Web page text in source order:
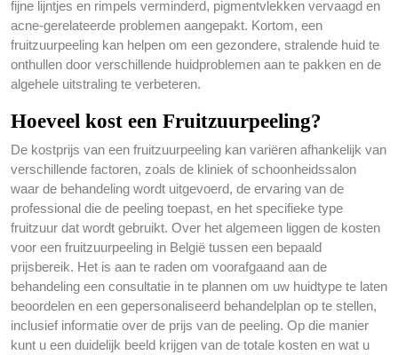
fijne lijntjes en rimpels verminderd, pigmentvlekken vervaagd en
acne-gerelateerde problemen aangepakt. Kortom, een
fruitzuurpeeling kan helpen om een gezondere, stralende huid te
onthullen door verschillende huidproblemen aan te pakken en de
algehele uitstraling te verbeteren.
Hoeveel kost een Fruitzuurpeeling?
De kostprijs van een fruitzuurpeeling kan variëren afhankelijk van
verschillende factoren, zoals de kliniek of schoonheidssalon
waar de behandeling wordt uitgevoerd, de ervaring van de
professional die de peeling toepast, en het specifieke type
fruitzuur dat wordt gebruikt. Over het algemeen liggen de kosten
voor een fruitzuurpeeling in België tussen een bepaald
prijsbereik. Het is aan te raden om voorafgaand aan de
behandeling een consultatie in te plannen om uw huidtype te laten
beoordelen en een gepersonaliseerd behandelplan op te stellen,
inclusief informatie over de prijs van de peeling. Op die manier
kunt u een duidelijk beeld krijgen van de totale kosten en wat u